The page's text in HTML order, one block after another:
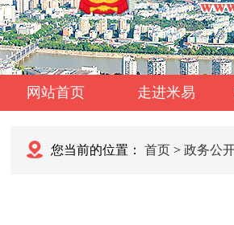
网站首页 走进米易
您当前的位置： 首页 > 政务公